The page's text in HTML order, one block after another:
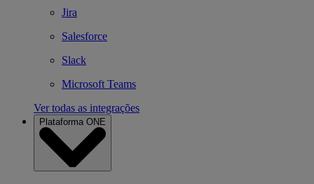
Jira
Salesforce
Slack
Microsoft Teams
Ver todas as integrações
Plataforma ONE